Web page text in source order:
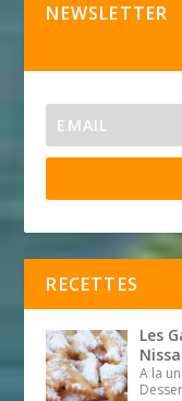
NEWSLETTER
RECETTES
Les
A la